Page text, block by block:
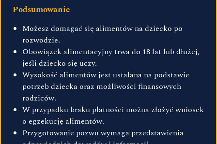
Podsumowanie
Możesz domagać się alimentów na dziecko po
rozwodzie.
Obowiązek alimentacyjny trwa do 18 lat lub dłużej,
jeśli dziecko się uczy.
Wysokość alimentów jest ustalana na podstawie
potrzeb dziecka oraz możliwości finansowych
rodziców.
W przypadku braku płatności można złożyć wniosek
o egzekucję alimentów.
Przygotowanie pozwu wymaga przedstawienia